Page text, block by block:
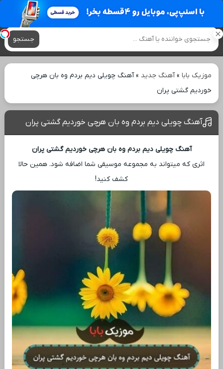
آهنگ های جدید
جستجو
موزیک بابا»آهنگ جدید »آهنگ چویلی دیم بردم وه بان هرچی
خوردیم گشتی پران
آهنگ چویلی دیم بردم وه بان هرچی خوردیم گشتی پران
آهنگ چویلی دیم بردم وه بان هرچی خوردیم گشتی پران
اثری که میتواند به مجموعه موسیقی شما اضافه شود. همین حالا
کشف کنید!